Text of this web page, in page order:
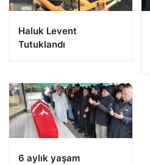
Haluk Levent
Tutuklandı
6 aylık yaşam